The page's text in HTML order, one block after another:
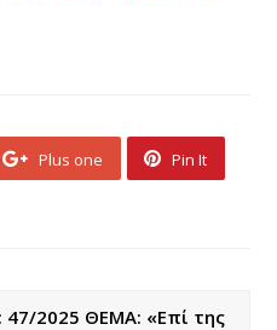
Plus one Pin It
2025 ΘΕΜΑ: «Επί της